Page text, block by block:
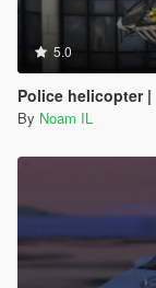
5.0
By Noam IL